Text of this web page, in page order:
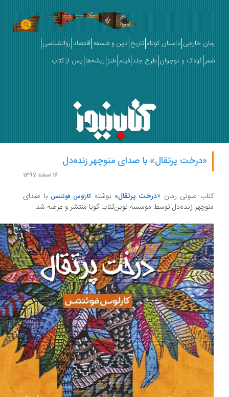
خارجی داستان کوتاه تاریخ دین و فلسفه اقتصاد روانشناسی
کودک و نوجوان طرح جلد فیلم طنز ریشه‌ها پس از کتاب
«درخت پرتقال» با صدای منوچهر زنده‌دل
صوتی رمان «درخت پرتقال » نوشتهکارلوس فوئنتسبا صدای
زنده‌دل توسط موسسه نوین‌کتاب گویا منتشر و عرضه شد.